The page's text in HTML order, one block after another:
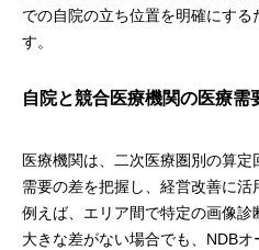
での自院の立ち位置を明確にす
す。
自院と競合医療機関の医療需
医療機関は、二次医療圏別の算
需要の差を把握し、経営改善に活
例えば、エリア間で特定の画像
大きな差がない場合でも、NDB